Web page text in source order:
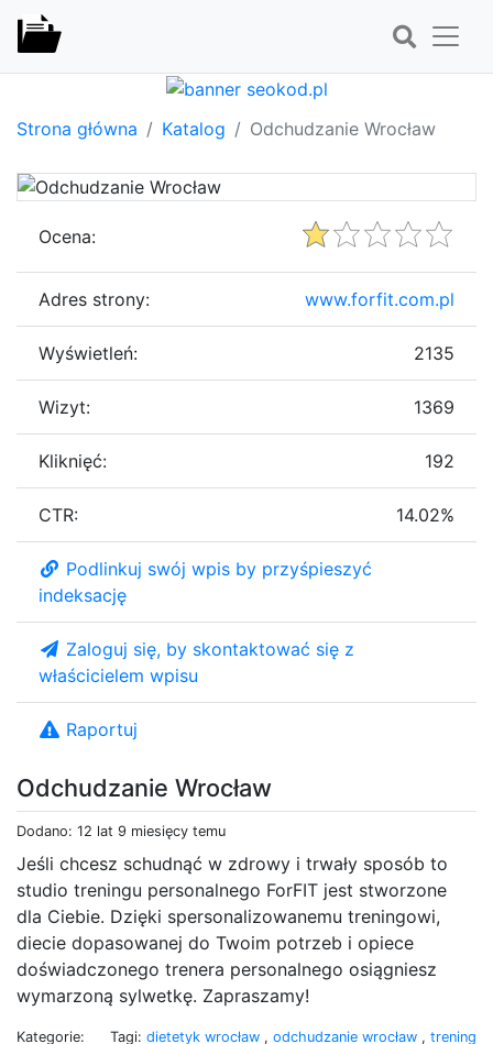
Strona główna Katalog Odchudzanie Wrocław
Odchudzanie Wrocław
Dodano: 12 lat 9 miesięcy temu
Jeśli chcesz schudnąć w zdrowy i trwały sposób to
studio treningu personalnego ForFIT jest stworzone
dla Ciebie. Dzięki spersonalizowanemu treningowi,
diecie dopasowanej do Twoim potrzeb i opiece
doświadczonego trenera personalnego osiągniesz
wymarzoną sylwetkę. Zapraszamy!
Kategorie:
Tagi: dietetyk wrocław , odchudzanie wrocław , trening
Ocena:
Adres strony: www.forfit.com.pl
Wyświetleń: 2135
Wizyt: 1369
Kliknięć: 192
CTR: 14.02%
Podlinkuj swój wpis by przyśpieszyć
indeksację
Zaloguj się, by skontaktować się z
właścicielem wpisu
Raportuj